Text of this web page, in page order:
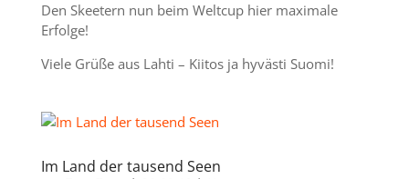
Den Skeetern nun beim Weltcup hier maximale
Erfolge!
Viele Grüße aus Lahti – Kiitos ja hyvästi Suomi!
Im Land der tausend Seen